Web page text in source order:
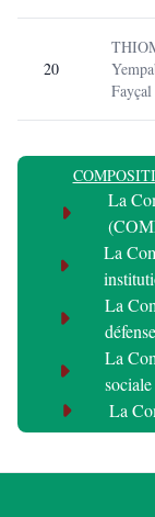
20
La
La
La
La
La